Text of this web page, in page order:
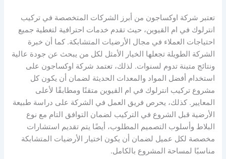
تعتبر شركة اوكساجون من أبرز الشركات المتخصصة في تركيب
انترلوك في ام القيوين، حيث تقدم خدمات احترافية لتغطية جميع
احتياجات العملاء في مجال الأرضيات المتشابكة. كما أن خبرة
الشركة الطويلة تجعلها الخيار الأمثل لكل من يبحث عن جودة عالية
ونتائج متينة تدوم لسنوات. لذلك، تعتمد شركة اوكساجون على
استخدام أفضل المواد والمعدات الحديثة لضمان أن يكون كل
مشروع تركيب انترلوك في ام القيوين متقنًا ومطابقًا لأعلى
المعايير. كذلك، يحرص فريق العمل في الشركة على دراسة طبيعة
الأرضية قبل الشروع في التركيب لضمان التوافق التام مع نوع
البلاط وأسلوب التصميم المطلوب، أيضًا يتم تقديم استشارات
مخصصة لكل عميل لضمان أن يكون اختيار الأرضيات المتشابكة
مناسبًا لمساحة المشروع بالكامل.